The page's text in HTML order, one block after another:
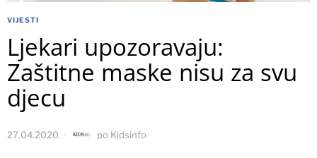
VIJESTI
Ljekari upozoravaju:
Zaštitne maske nisu za svu
djecu
27.04.2020. po Kidsinfo